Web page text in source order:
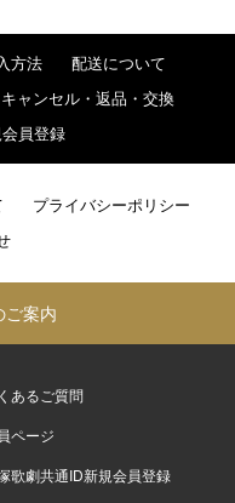
方法 配送について
キャンセル・返品・交換
会員登録
プライバシーポリシー
ご案内
あるご質問
ページ
歌劇共通ID新規会員登録